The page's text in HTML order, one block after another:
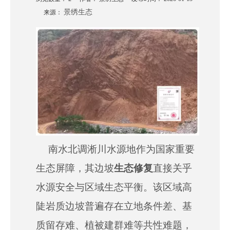
来源： 景绣生态
["wechat","weibo","qzone","douban","email"]
南水北调淅川水源地作为国家重要
生态屏障，其边坡生态修复直接关乎
水源安全与区域生态平衡。该区域高
陡岩质边坡普遍存在立地条件差、基
质留存难、植被建群难等共性难题，